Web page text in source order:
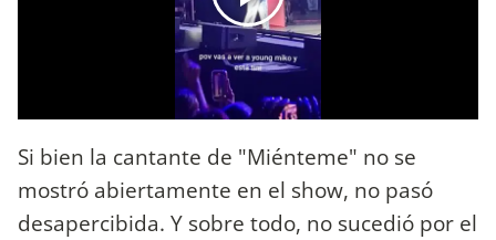
Si bien la cantante de "Miénteme" no se
mostró abiertamente en el show, no pasó
desapercibida. Y sobre todo, no sucedió por el